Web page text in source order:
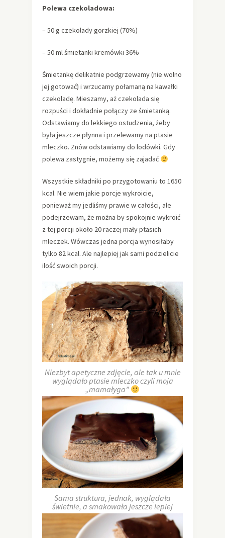
Polewa czekoladowa:
– 50 g czekolady gorzkiej (70%)
– 50 ml śmietanki kremówki 36%
Śmietankę delikatnie podgrzewamy (nie wolno
jej gotować) i wrzucamy połamaną na kawałki
czekoladę. Mieszamy, aż czekolada się
rozpuści i dokładnie połączy ze śmietanką.
Odstawiamy do lekkiego ostudzenia, żeby
była jeszcze płynna i przelewamy na ptasie
mleczko. Znów odstawiamy do lodówki. Gdy
polewa zastygnie, możemy się zajadać
Wszystkie składniki po przygotowaniu to 1650
kcal. Nie wiem jakie porcje wykroicie,
ponieważ my jedliśmy prawie w całości, ale
podejrzewam, że można by spokojnie wykroić
z tej porcji około 20 raczej mały ptasich
mleczek. Wówczas jedna porcja wynosiłaby
tylko 82 kcal. Ale najlepiej jak sami podzielicie
ilość swoich porcji.
Niezbyt apetyczne zdjęcie, ale tak u mnie
wyglądało ptasie mleczko czyli moja
„mamałyga”
Sama struktura, jednak, wyglądała
świetnie, a smakowała jeszcze lepiej